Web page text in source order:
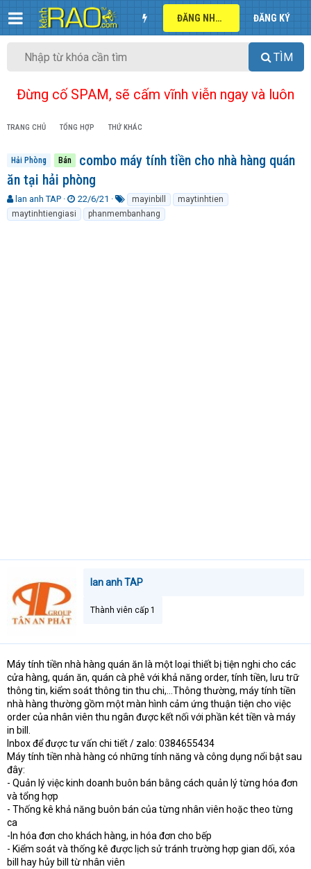
ĐĂNG NHẬP ĐĂNG KÝ
TÌM
Đừng cố SPAM, sẽ cấm vĩnh viễn ngay và luôn
TRANG CHỦ TỔNG HỢP THỨ KHÁC
Hải Phòng Bán
combo máy tính tiền cho nhà hàng quán
ăn tại hải phòng
T
h
r
lan anh TAP
N
g
à
22/6/21
ừ
k
mayinbill
maytinhtien
maytinhtiengiasi
phanmembanhang
lan anh TAP
Thành viên cấp 1
Máy tính tiền nhà hàng quán ăn là một loại thiết bị tiện nghi cho các
cửa hàng, quán ăn, quán cà phê với khả năng order, tính tiền, lưu trữ
thông tin, kiểm soát thông tin thu chi,…Thông thường, máy tính tiền
nhà hàng thường gồm một màn hình cảm ứng thuận tiện cho việc
order của nhân viên thu ngân được kết nối với phần két tiền và máy
in bill.
Inbox để được tư vấn chi tiết / zalo: 0384655434
Máy tính tiền nhà hàng có những tính năng và công dụng nổi bật sau
đây:
- Quản lý việc kinh doanh buôn bán bằng cách quản lý từng hóa đơn
và tổng hợp
- Thống kê khả năng buôn bán của từng nhân viên hoặc theo từng
ca
-In hóa đơn cho khách hàng, in hóa đơn cho bếp
- Kiểm soát và thống kê được lịch sử tránh trường hợp gian dối, xóa
bill hay hủy bill từ nhân viên